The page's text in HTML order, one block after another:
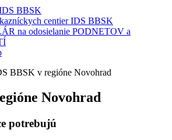
BBSK
centier IDS BBSK
na odosielanie PODNETOV a
BBSK v regióne Novohrad
Novohrad
potrebujú